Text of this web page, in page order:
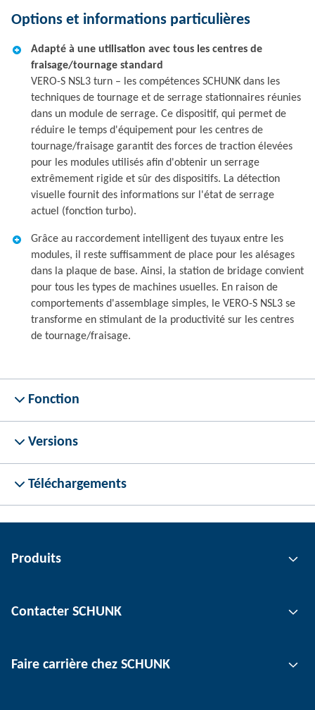
Options et informations particulières
Adapté à une utilisation avec tous les centres de
fraisage/tournage standard
VERO-S NSL3 turn – les compétences SCHUNK dans les
techniques de tournage et de serrage stationnaires réunies
dans un module de serrage. Ce dispositif, qui permet de
réduire le temps d'équipement pour les centres de
tournage/fraisage garantit des forces de traction élevées
pour les modules utilisés afin d'obtenir un serrage
extrêmement rigide et sûr des dispositifs. La détection
visuelle fournit des informations sur l'état de serrage
actuel (fonction turbo).
Grâce au raccordement intelligent des tuyaux entre les
modules, il reste suffisamment de place pour les alésages
dans la plaque de base. Ainsi, la station de bridage convient
pour tous les types de machines usuelles. En raison de
comportements d'assemblage simples, le VERO-S NSL3 se
transforme en stimulant de la productivité sur les centres
de tournage/fraisage.
Fonction
Versions
Téléchargements
Produits
Technologie d'automatisation
Technologie de serrage de pièce
Contacter SCHUNK
Sites
Faire carrière chez SCHUNK